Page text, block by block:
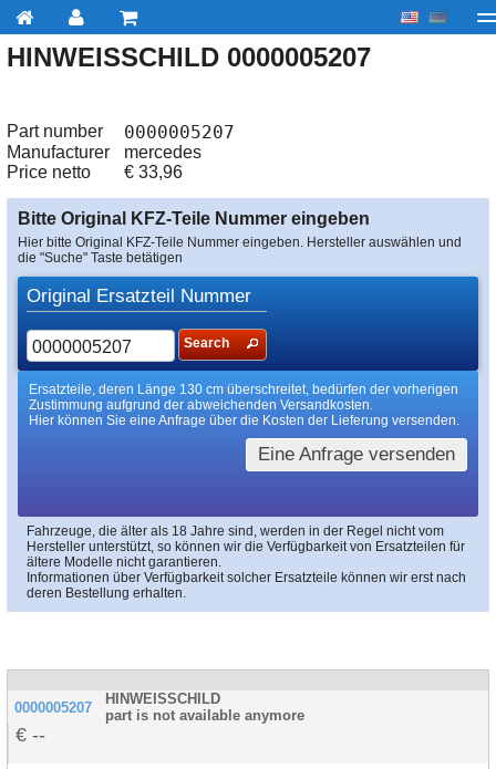
My account zur Kasse Über uns Kontakt
HINWEISSCHILD 0000005207
Part number 0000005207
Manufacturer
mercedes
Price netto
€ 33,96
Bitte Original KFZ-Teile Nummer eingeben
Hier bitte Original KFZ-Teile Nummer eingeben. Hersteller auswählen und
die "Suche" Taste betätigen
Original Ersatzteil Nummer
Search
Ersatzteile, deren Länge 130 cm überschreitet, bedürfen der vorherigen
Zustimmung aufgrund der abweichenden Versandkosten.
Hier können Sie eine Anfrage über die Kosten der Lieferung versenden.
Eine Anfrage versenden
Fahrzeuge, die älter als 18 Jahre sind, werden in der Regel nicht vom
Hersteller unterstützt, so können wir die Verfügbarkeit von Ersatzteilen für
ältere Modelle nicht garantieren.
Informationen über Verfügbarkeit solcher Ersatzteile können wir erst nach
deren Bestellung erhalten.
0000005207
HINWEISSCHILD
part is not available anymore
--